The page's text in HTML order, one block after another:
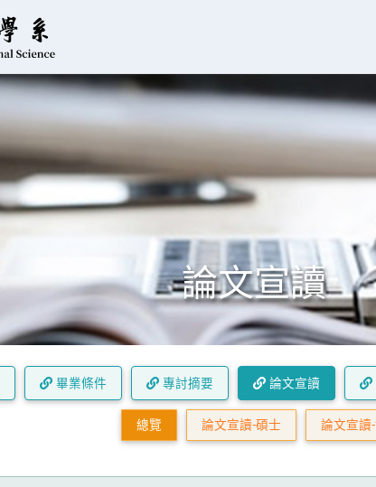
論文宣讀
畢業條件 專討摘要 論文宣讀
總覽 論文宣讀-碩士 論文宣讀